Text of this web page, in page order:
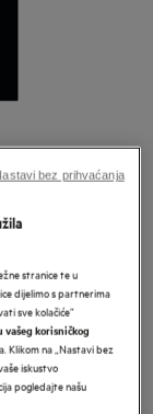
stranice te u
dijelimo s partnerima
sve kolačiće”
korisničkog
Klikom na „Nastavi bez
iskustvo
pogledajte našu
bez prihvaćanja